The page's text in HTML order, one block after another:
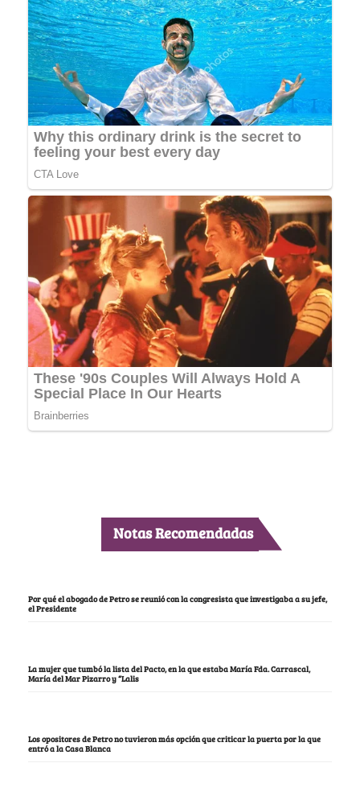
Notas Recomendadas
Por qué el abogado de Petro se reunió con la congresista que investigaba a su jefe,
el Presidente
La mujer que tumbó la lista del Pacto, en la que estaba María Fda. Carrascal,
María del Mar Pizarro y “Lalis
Los opositores de Petro no tuvieron más opción que criticar la puerta por la que
entró a la Casa Blanca